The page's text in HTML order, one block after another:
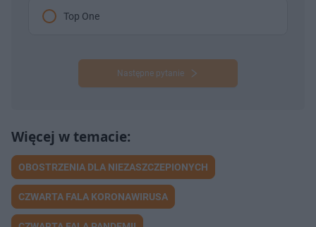
Top One
Następne pytanie
OBOSTRZENIA DLA NIEZASZCZEPIONYCH
CZWARTA FALA KORONAWIRUSA